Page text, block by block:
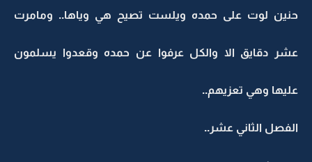
حنين لوت على حمده ويلست تصيح هي وياها.. ومامرت
عشر دقايق الا والكل عرفوا عن حمده وقعدوا يسلمون
عليها وهي تعزيهم..
الفصل الثاني عشر..